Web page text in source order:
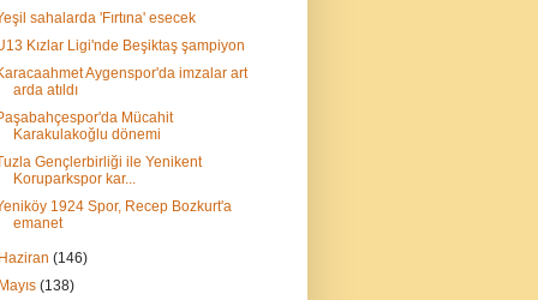
sahalarda 'Fırtına' esecek
Kızlar Ligi'nde Beşiktaş şampiyon
Aygenspor'da imzalar art
arda atıldı
Mücahit
Karakulakoğlu dönemi
Gençlerbirliği ile Yenikent
Koruparkspor kar...
1924 Spor, Recep Bozkurt'a
emanet
(146)
(138)